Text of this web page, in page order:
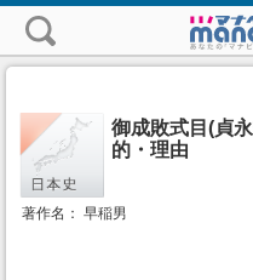
御成敗式目(貞
的・理由
著作名： 早稲男